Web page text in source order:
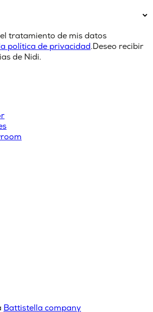
tratamiento de mis datos
política de privacidad.Deseo recibir
de Nidi.
Battistella company